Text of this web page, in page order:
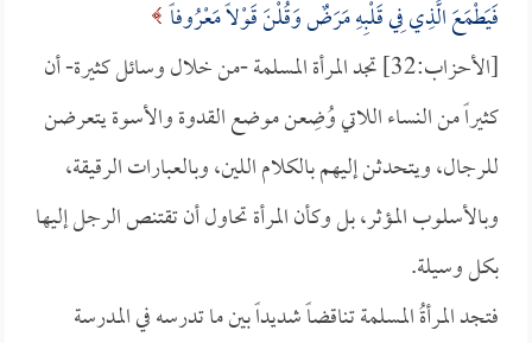
فَيَطْمَعَ الَّذِي فِي قَلْبِهِ مَرَضٌ وَقُلْنَ قَوْلاً مَعْرُوفاً
[الأحزاب:32] تجد المرأة المسلمة -من خلال وسائل كثيرة- أن
كثيراً من النساء اللاتي وُضِعن موضع القدوة والأسوة يتعرضن
للرجال، ويتحدثن إليهم بالكلام اللين، وبالعبارات الرقيقة،
وبالأسلوب المؤثر، بل وكأن المرأة تحاول أن تقتنص الرجل إليها
بكل وسيلة.
فتجد المرأةُ المسلمة تناقضاً شديداً بين ما تدرسه في المدرسة